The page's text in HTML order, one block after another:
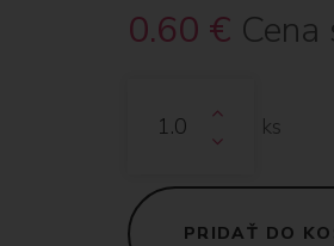
0.60 €
ks
PRIDAŤ DO